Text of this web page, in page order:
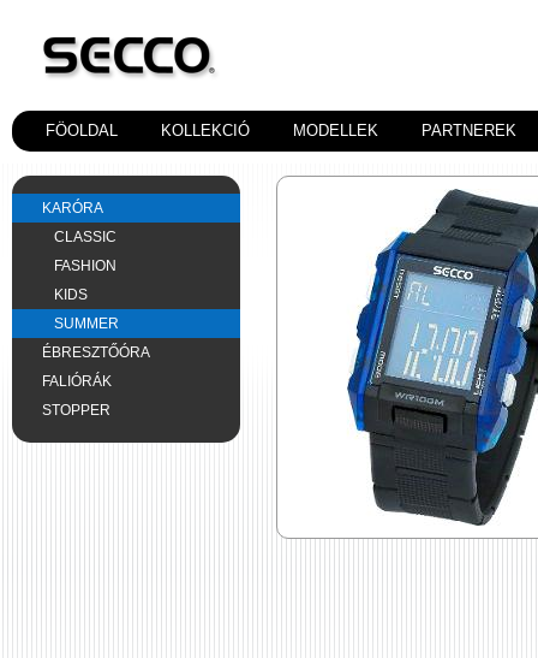
FÖOLDAL KOLLEKCIÓ MODELLEK PARTNEREK
KARÓRA
CLASSIC
FASHION
KIDS
SUMMER
ÉBRESZTŐÓRA
FALIÓRÁK
STOPPER